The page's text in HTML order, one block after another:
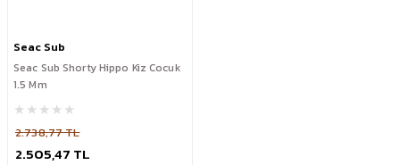
Seac Sub
Seac Sub Shorty Hippo Kiz Cocuk
1.5 Mm
2.738,77 TL
2.505,47 TL